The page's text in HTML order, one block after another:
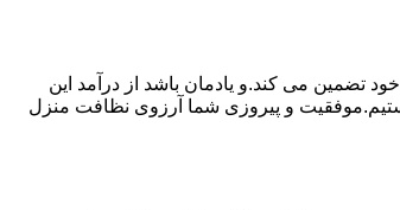
تضمین می کند.و یادمان باشد از درآمد این
و پیروزی شما آرزوی نظافت منزل